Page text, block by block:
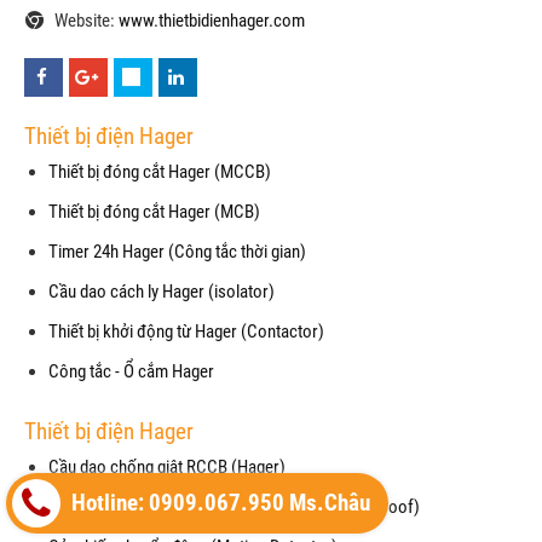
Website: www.thietbidienhager.com
Thiết bị điện Hager
Thiết bị đóng cắt Hager (MCCB)
Thiết bị đóng cắt Hager (MCB)
Timer 24h Hager (Công tắc thời gian)
Cầu dao cách ly Hager (isolator)
Thiết bị khởi động từ Hager (Contactor)
Công tắc - Ổ cắm Hager
Thiết bị điện Hager
Cầu dao chống giật RCCB (Hager)
Mặt che chống thấm nước cho công tắc (waterproof)
Hotline: 0909.067.950 Ms.Châu